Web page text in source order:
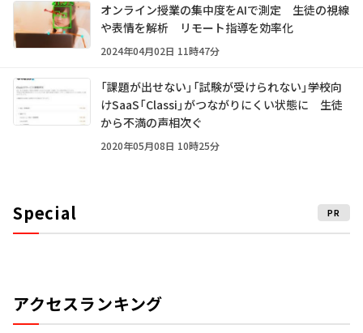
オンライン授業の集中度をAIで測定 生徒の視線
や表情を解析 リモート指導を効率化
2024年04月02日 11時47分
「課題が出せない」「試験が受けられない」――学校向
けSaaS「Classi」がつながりにくい状態に 生徒
から不満の声相次ぐ
2020年05月08日 10時25分
Special PR
アクセスランキング